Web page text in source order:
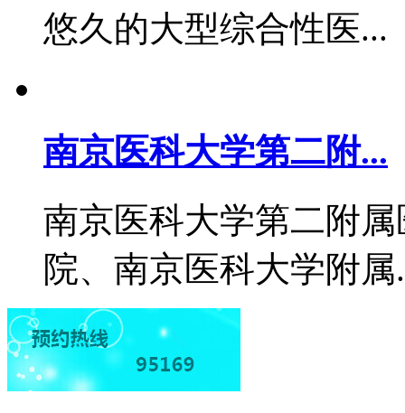
悠久的大型综合性医
南京医科大学第二附...
南京医科大学第二附
院、南京医科大学附